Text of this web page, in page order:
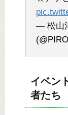
— 松山
イベン
者たち